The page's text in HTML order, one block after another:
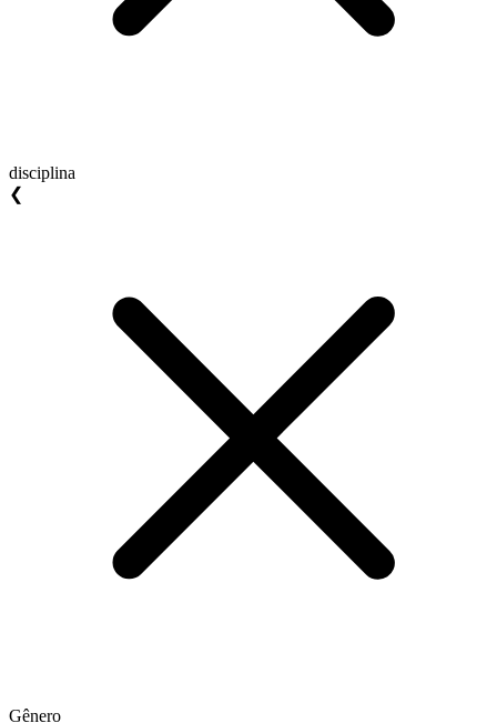
disciplina
❮
Gênero